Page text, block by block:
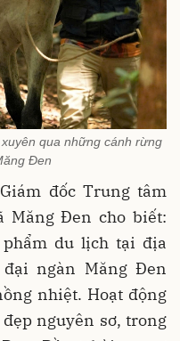
qua những cánh rừng
Đen
đốc Trung tâm
Măng Đen cho biết:
du lịch tại địa
ngàn Măng Đen
nhiệt. Hoạt động
nguyên sơ, trong